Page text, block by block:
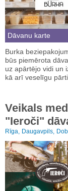
Dāvanu karte
Burka
būs piemērota
uz apārtējo vidi un
kā arī veselīgu
Veikals
"Ieroči"
Rīga, Daugavpils,